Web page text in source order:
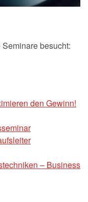
besucht:
den Gewinn!
– Business